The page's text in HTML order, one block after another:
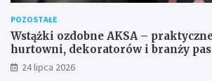
POZOSTAŁE
Wstążki ozdobne AKSA –
hurtowni, dekoratorów i branży
24 lipca 2026